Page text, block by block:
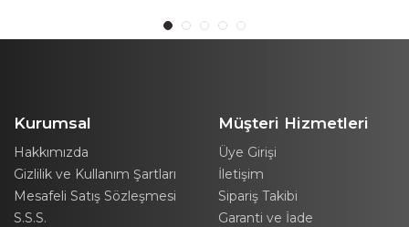
Kurumsal
Hakkımızda
Gizlilik ve Kullanım Şartları
Mesafeli Satış Sözleşmesi
S.S.S.
Müşteri Hizmetleri
Üye Girişi
İletişim
Sipariş Takibi
Garanti ve İade